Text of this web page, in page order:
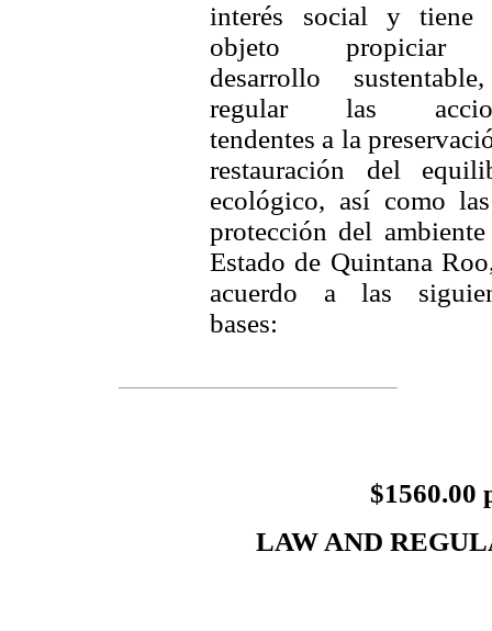
interés social y tiene
objeto
desarrollo
regular las
tendentes a la
restauración del
ecológico, así como
protección del
Estado de Quintana
acuerdo a las
bases:
$1560.00
LAW AND